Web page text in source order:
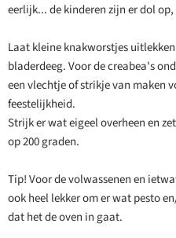
eerlijk... de kinderen zijn er dol
Laat kleine knakworstjes
bladerdeeg. Voor de creabea's
een vlechtje of strikje van maken
feestelijkheid.
Strijk er wat eigeel overheen en
op 200 graden.
Tip! Voor de volwassenen en
ook heel lekker om er wat pesto
dat het de oven in gaat.